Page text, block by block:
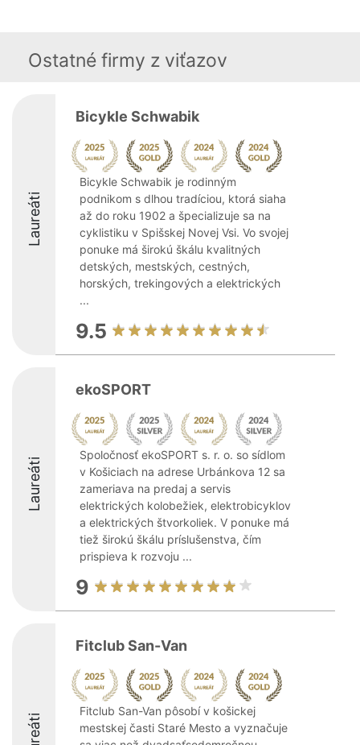
Ostatné firmy z viťazov
Laureáti
Bicykle Schwabik
Bicykle Schwabik je rodinným
podnikom s dlhou tradíciou, ktorá siaha
až do roku 1902 a špecializuje sa na
cyklistiku v Spišskej Novej Vsi. Vo svojej
ponuke má širokú škálu kvalitných
detských, mestských, cestných,
horských, trekingových a elektrických
...
9.5
Laureáti
ekoSPORT
Spoločnosť ekoSPORT s. r. o. so sídlom
v Košiciach na adrese Urbánkova 12 sa
zameriava na predaj a servis
elektrických kolobežiek, elektrobicyklov
a elektrických štvorkoliek. V ponuke má
tiež širokú škálu príslušenstva, čím
prispieva k rozvoju ...
9
Fitclub San-Van
Fitclub San-Van pôsobí v košickej
mestskej časti Staré Mesto a vyznačuje